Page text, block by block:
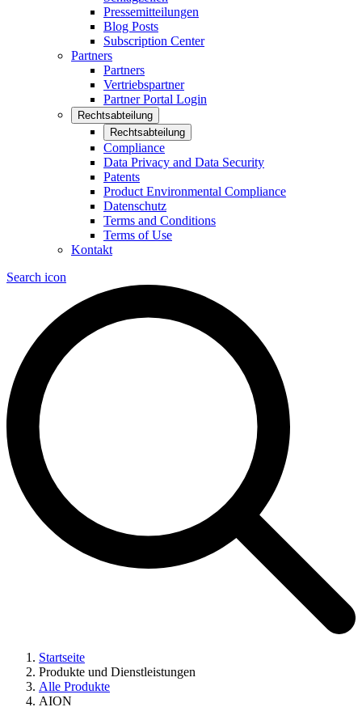
Pressemitteilungen
Blog Posts
Subscription Center
Partners
Partners
Vertriebspartner
Partner Portal Login
Rechtsabteilung
Rechtsabteilung
Compliance
Data Privacy and Data Security
Patents
Product Environmental Compliance
Datenschutz
Terms and Conditions
Terms of Use
Kontakt
Search icon
Startseite
Produkte und Dienstleistungen
Alle Produkte
AION